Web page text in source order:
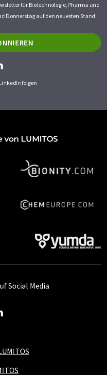
für Biotechnologie, Pharma und
Donnerstag auf den neuesten Stand.
folgen
LUMITOS
Social Media